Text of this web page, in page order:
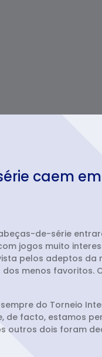
caem
de-série
jogos muito
pelos adeptos da
menos favoritos.
do Torneio
facto, estamos
outros dois foram